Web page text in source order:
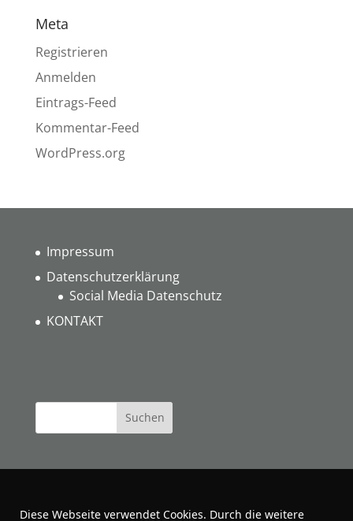
Meta
Registrieren
Anmelden
Eintrags-Feed
Kommentar-Feed
WordPress.org
Impressum
Datenschutzerklärung
Social Media Datenschutz
KONTAKT
Diese Webseite verwendet Cookies. Durch die weitere